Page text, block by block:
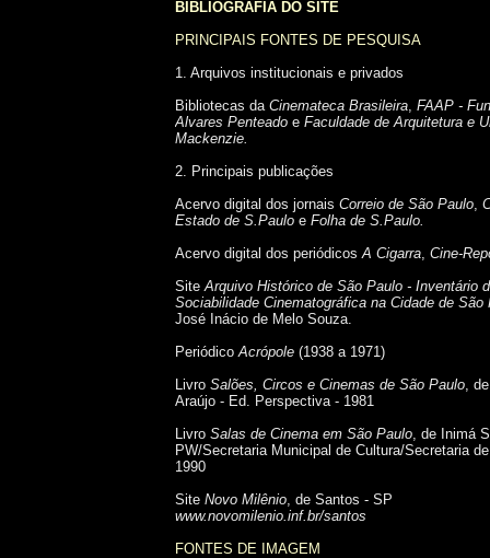
BIBLIOGRAFIA DO SITE
PRINCIPAIS FONTES DE PESQUISA
1. Arquivos institucionais e privados
Bibliotecas da Cinemateca Brasileira FAAP -
Alvares Penteado e Faculdade de Arquitetura e
Mackenzie.
2. Principais publicações
Acervo digital dos jornais Correio de São Paulo
Estado de S.Paulo e Folha de S.Paulo.
Acervo digital dos periódicos A Cigarra Cine-
Site Arquivo Histórico de São Paulo - Inventário
Sociabilidade Cinematográfica na Cidade de
José Inácio de Melo Souza.
Periódico Acrópole (1938 a 1971)
Livro Salões, Circos e Cinemas de São Paulo ,
Araújo - Ed. Perspectiva - 1981
Livro Salas de Cinema em São Paulo , de Inimá
PW/Secretaria Municipal de Cultura/Secretaria
1990
Site Novo Milênio , de Santos - SP
www.novomilenio.inf.br/santos
FONTES DE IMAGEM